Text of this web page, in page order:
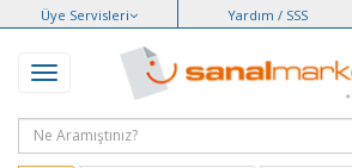
Üye Servisleri Yardım / SSS